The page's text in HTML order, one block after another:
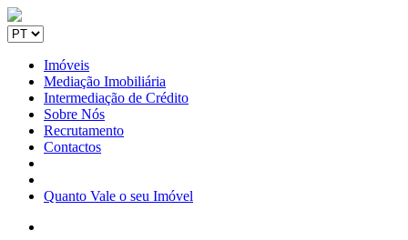
Imóveis
Mediação Imobiliária
Intermediação de Crédito
Sobre Nós
Recrutamento
Contactos
Quanto Vale o seu Imóvel